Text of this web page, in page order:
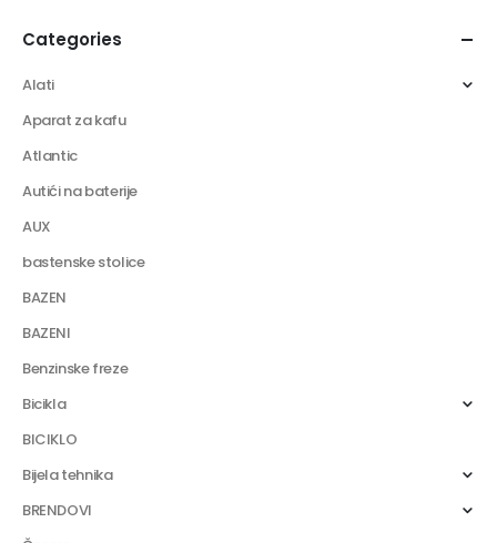
Categories
Alati
Aparat za kafu
Atlantic
Autići na baterije
AUX
bastenske stolice
BAZEN
BAZENI
Benzinske freze
Bicikla
BICIKLO
Bijela tehnika
BRENDOVI